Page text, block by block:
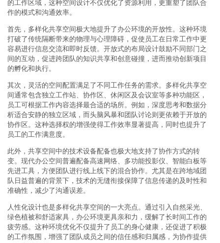
的工作区域，这种空间设计不仅优化了资源利用，更重塑了团队合
作的模式和沟通效率。
首先，多样化共享空间极大地提升了办公环境的开放性。这种环境
打破了传统隔断带来的物理与心理障碍，促使员工在日常工作中更
容易进行信息交流和即时反馈。开放式的布局设计鼓励不同部门之
间的互动，促进跨团队的知识共享和创意碰撞，进而推动创新项目
的孵化和执行。
其次，灵活的空间配置满足了不同工作任务的需求。多样化共享空
间通常包含独立工作站、协作区、休闲区及会议室等多种功能区，
员工可根据工作内容选择最合适的场所。例如，深度思考和数据分
析适合安静的独立区域，而头脑风暴和团队讨论则更依赖于开放的
协作区。这种选择权的增强使得工作效率显著提高，同时也提升了
员工的工作满意度。
此外，共享空间中的技术设备配备也极大地支持了协作方式的转
变。现代办公空间普遍配备高速网络、多功能投影仪、智能白板等
先进工具，方便团队进行线上线下的混合协作。尤其是在跨地域团
队日益普遍的背景下，技术的无缝衔接保障了信息传递的及时性和
准确性，减少了沟通误差。
人性化设计也是多样化共享空间的一大亮点。通过引入自然采光、
绿色植被和舒适家具，办公环境更具亲和力，缓解了长时间工作的
疲劳感。这种环境优化不仅提升了员工的身心健康，还促进了积极
的工作氛围，增强了团队成员之间的信任感和归属感，为协作提供